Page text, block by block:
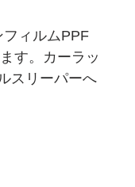
ィルムPPF
す。カーラッ
スリーパーへ